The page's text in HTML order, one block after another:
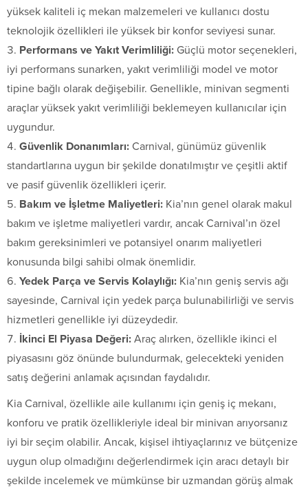
yüksek kaliteli iç mekan malzemeleri ve kullanıcı dostu
teknolojik özellikleri ile yüksek bir konfor seviyesi sunar.
Performans ve Yakıt Verimliliği: Güçlü motor seçenekleri,
iyi performans sunarken, yakıt verimliliği model ve motor
tipine bağlı olarak değişebilir. Genellikle, minivan segmenti
araçlar yüksek yakıt verimliliği beklemeyen kullanıcılar için
uygundur.
Güvenlik Donanımları: Carnival, günümüz güvenlik
standartlarına uygun bir şekilde donatılmıştır ve çeşitli aktif
ve pasif güvenlik özellikleri içerir.
Bakım ve İşletme Maliyetleri: Kia’nın genel olarak makul
bakım ve işletme maliyetleri vardır, ancak Carnival’ın özel
bakım gereksinimleri ve potansiyel onarım maliyetleri
konusunda bilgi sahibi olmak önemlidir.
Yedek Parça ve Servis Kolaylığı: Kia’nın geniş servis ağı
sayesinde, Carnival için yedek parça bulunabilirliği ve servis
hizmetleri genellikle iyi düzeydedir.
İkinci El Piyasa Değeri: Araç alırken, özellikle ikinci el
piyasasını göz önünde bulundurmak, gelecekteki yeniden
satış değerini anlamak açısından faydalıdır.
Kia Carnival, özellikle aile kullanımı için geniş iç mekanı,
konforu ve pratik özellikleriyle ideal bir minivan arıyorsanız
iyi bir seçim olabilir. Ancak, kişisel ihtiyaçlarınız ve bütçenize
uygun olup olmadığını değerlendirmek için aracı detaylı bir
şekilde incelemek ve mümkünse bir uzmandan görüş almak